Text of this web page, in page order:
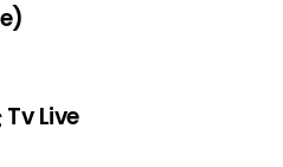
Tv Live